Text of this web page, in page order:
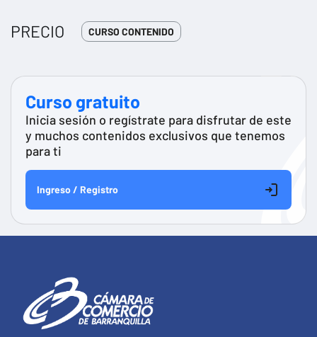
PRECIO CURSO CONTENIDO
Curso gratuito
Inicia sesión o regístrate para disfrutar de este
y muchos contenidos exclusivos que tenemos
para ti
Ingreso / Registro